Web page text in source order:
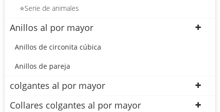
⭐Serie de animales
Anillos al por mayor
Anillos de circonita cúbica
Anillos de pareja
colgantes al por mayor
Collares colgantes al por mayor